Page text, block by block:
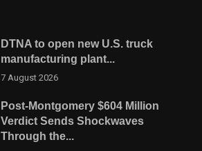
DTNA to open new U.S. truck
manufacturing plant...
7 August 2026
Post-Montgomery $604 Million
Verdict Sends Shockwaves
Through the...